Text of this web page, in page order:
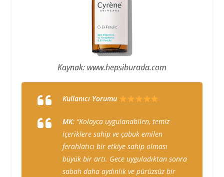
Kaynak: www.hepsiburada.com
Kullanıcı Yorumu
MK:“Kolayca uygulanabilen, temiz
içeriklere sahip ve çabuk emilen
ferahlatıcı bir etkiye sahip olması
büyük bir artı. Gece uyguladıktan sonra
sabah daha aydınlık ve pürüzsüz bir